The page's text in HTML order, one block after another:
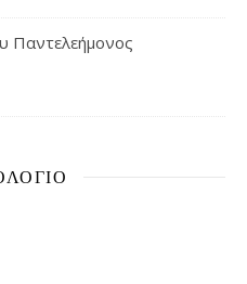
Παντελεήμονος